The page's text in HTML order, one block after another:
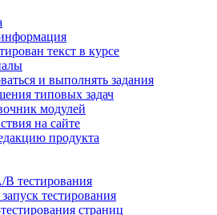
текст в курсе
и выполнять задания
типовых задач
модулей
на сайте
продукта
тестирования
тестирования
страниц